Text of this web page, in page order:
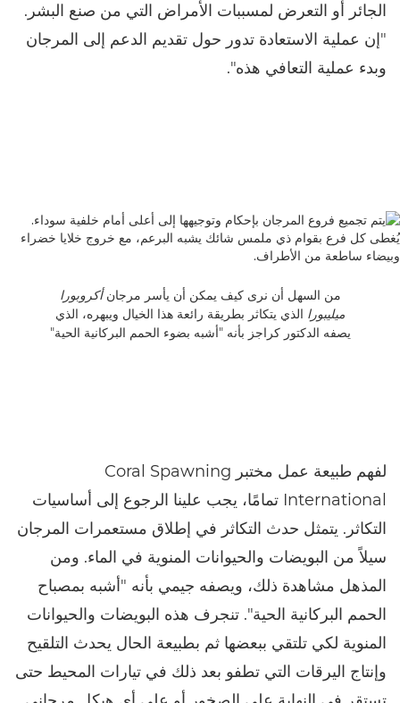
الجائر أو التعرض لمسببات الأمراض التي من صنع البشر.
"إن عملية الاستعادة تدور حول تقديم الدعم إلى المرجان
وبدء عملية التعافي هذه".
من السهل أن نرى كيف يمكن أن يأسر مرجانأكروبورا
ميليبورا الذي يتكاثر بطريقة رائعة هذا الخيال ويبهره، الذي
يصفه الدكتور كراجز بأنه "أشبه بضوء الحمم البركانية الحية"
لفهم طبيعة عمل مختبر Coral Spawning
International تمامًا، يجب علينا الرجوع إلى أساسيات
التكاثر. يتمثل حدث التكاثر في إطلاق مستعمرات المرجان
سيلاً من البويضات والحيوانات المنوية في الماء. ومن
المذهل مشاهدة ذلك، ويصفه جيمي بأنه "أشبه بمصباح
الحمم البركانية الحية". تنجرف هذه البويضات والحيوانات
المنوية لكي تلتقي ببعضها ثم بطبيعة الحال يحدث التلقيح
وإنتاج اليرقات التي تطفو بعد ذلك في تيارات المحيط حتى